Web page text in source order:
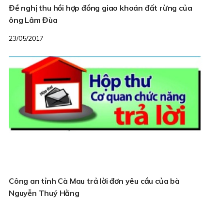
Đề nghị thu hồi hợp đồng giao khoán đất rừng của
ông Lâm Đùa
23/05/2017
Công an tỉnh Cà Mau trả lời đơn yêu cầu của bà
Nguyễn Thuý Hằng